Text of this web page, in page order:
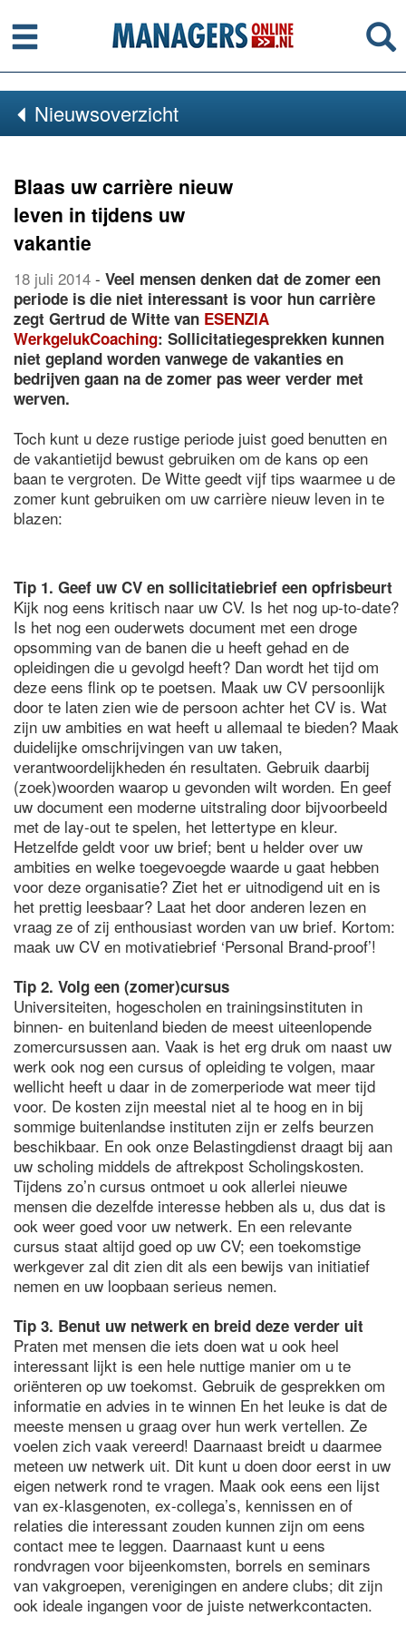
Menu
Nieuwsoverzicht
Blaas uw carrière nieuw
leven in tijdens uw
vakantie
18 juli 2014 - Veel mensen denken dat de zomer een
periode is die niet interessant is voor hun carrière
zegt Gertrud de Witte van ESENZIA
WerkgelukCoaching: Sollicitatiegesprekken kunnen
niet gepland worden vanwege de vakanties en
bedrijven gaan na de zomer pas weer verder met
werven.
Toch kunt u deze rustige periode juist goed benutten en
de vakantietijd bewust gebruiken om de kans op een
baan te vergroten. De Witte geedt vijf tips waarmee u de
zomer kunt gebruiken om uw carrière nieuw leven in te
blazen:
Tip 1. Geef uw CV en sollicitatiebrief een opfrisbeurt
Kijk nog eens kritisch naar uw CV. Is het nog up-to-date?
Is het nog een ouderwets document met een droge
opsomming van de banen die u heeft gehad en de
opleidingen die u gevolgd heeft? Dan wordt het tijd om
deze eens flink op te poetsen. Maak uw CV persoonlijk
door te laten zien wie de persoon achter het CV is. Wat
zijn uw ambities en wat heeft u allemaal te bieden? Maak
duidelijke omschrijvingen van uw taken,
verantwoordelijkheden én resultaten. Gebruik daarbij
(zoek)woorden waarop u gevonden wilt worden. En geef
uw document een moderne uitstraling door bijvoorbeeld
met de lay-out te spelen, het lettertype en kleur.
Hetzelfde geldt voor uw brief; bent u helder over uw
ambities en welke toegevoegde waarde u gaat hebben
voor deze organisatie? Ziet het er uitnodigend uit en is
het prettig leesbaar? Laat het door anderen lezen en
vraag ze of zij enthousiast worden van uw brief. Kortom:
maak uw CV en motivatiebrief ‘Personal Brand-proof’!
Tip 2. Volg een (zomer)cursus
Universiteiten, hogescholen en trainingsinstituten in
binnen- en buitenland bieden de meest uiteenlopende
zomercursussen aan. Vaak is het erg druk om naast uw
werk ook nog een cursus of opleiding te volgen, maar
wellicht heeft u daar in de zomerperiode wat meer tijd
voor. De kosten zijn meestal niet al te hoog en in bij
sommige buitenlandse instituten zijn er zelfs beurzen
beschikbaar. En ook onze Belastingdienst draagt bij aan
uw scholing middels de aftrekpost Scholingskosten.
Tijdens zo’n cursus ontmoet u ook allerlei nieuwe
mensen die dezelfde interesse hebben als u, dus dat is
ook weer goed voor uw netwerk. En een relevante
cursus staat altijd goed op uw CV; een toekomstige
werkgever zal dit zien dit als een bewijs van initiatief
nemen en uw loopbaan serieus nemen.
Tip 3. Benut uw netwerk en breid deze verder uit
Praten met mensen die iets doen wat u ook heel
interessant lijkt is een hele nuttige manier om u te
oriënteren op uw toekomst. Gebruik de gesprekken om
informatie en advies in te winnen En het leuke is dat de
meeste mensen u graag over hun werk vertellen. Ze
voelen zich vaak vereerd! Daarnaast breidt u daarmee
meteen uw netwerk uit. Dit kunt u doen door eerst in uw
eigen netwerk rond te vragen. Maak ook eens een lijst
van ex-klasgenoten, ex-collega’s, kennissen en of
relaties die interessant zouden kunnen zijn om eens
contact mee te leggen. Daarnaast kunt u eens
rondvragen voor bijeenkomsten, borrels en seminars
van vakgroepen, verenigingen en andere clubs; dit zijn
ook ideale ingangen voor de juiste netwerkcontacten.